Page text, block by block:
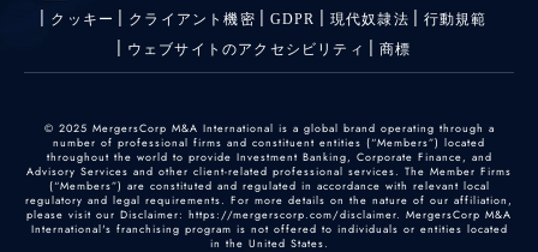
クッキー
クライアント機密 GDPR 現代奴隷法
行動規範
ウェブサイトのアクセシビリティ
商標
© 2025 MergersCorp M&A International is a global brand operating through a
number of professional firms and constituent entities (“Members”) located
throughout the world to provide Investment Banking, Corporate Finance, and
Advisory Services and other client-related professional services. The Member Firms
(“Members”) are constituted and regulated in accordance with relevant local
regulatory and legal requirements. For more details on the nature of our affiliation,
please visit our Disclaimer: https://mergerscorp.com/disclaimer. MergersCorp M&A
International's franchising program is not offered to individuals or entities located
in the United States.